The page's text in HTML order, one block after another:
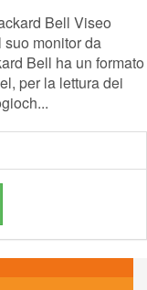
Bell Viseo
monitor da
Bell ha un formato
per la lettura dei